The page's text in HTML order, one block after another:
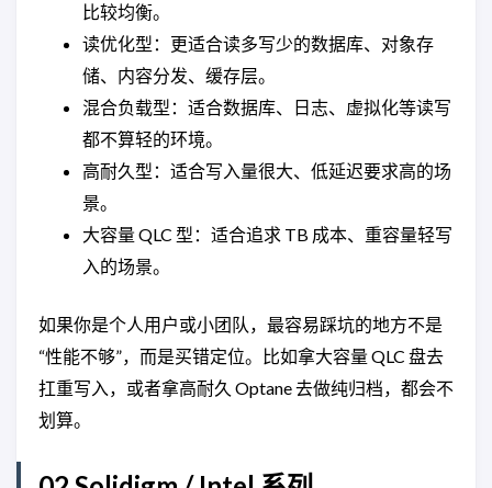
比较均衡。
读优化型：更适合读多写少的数据库、对象存
储、内容分发、缓存层。
混合负载型：适合数据库、日志、虚拟化等读写
都不算轻的环境。
高耐久型：适合写入量很大、低延迟要求高的场
景。
大容量 QLC 型：适合追求 TB 成本、重容量轻写
入的场景。
如果你是个人用户或小团队，最容易踩坑的地方不是
“性能不够”，而是买错定位。比如拿大容量 QLC 盘去
扛重写入，或者拿高耐久 Optane 去做纯归档，都会不
划算。